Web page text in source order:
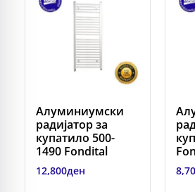
Алуминиумски
радијатор за
купатило 500-
1490 Fondital
12,800ден